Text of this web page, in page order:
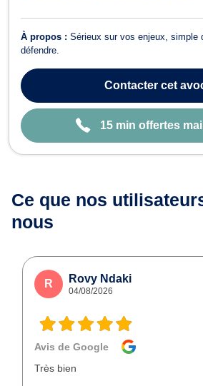
À propos : Sérieux sur vos enjeux, simple
défendre.
Contactercet
15 min offertes
Ce que nos
nous
R Rovy Ndaki
04/08/2026
Avis de Google
Très bien